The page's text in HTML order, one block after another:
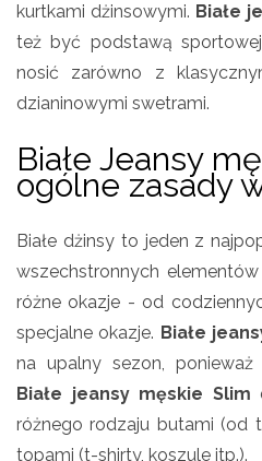
kurtkami dżinsowymi. Białe
też być podstawą
nosić zarówno z
dzianinowymi swetrami.
Białe Jeansy
ogólne zasady
Białe dżinsy to jeden z
wszechstronnych
różne okazje - od
specjalne okazje. Białe
na upalny sezon,
Białe jeansy męskie Slim
różnego rodzaju butami (od
topami (t-shirty, koszule itp.).